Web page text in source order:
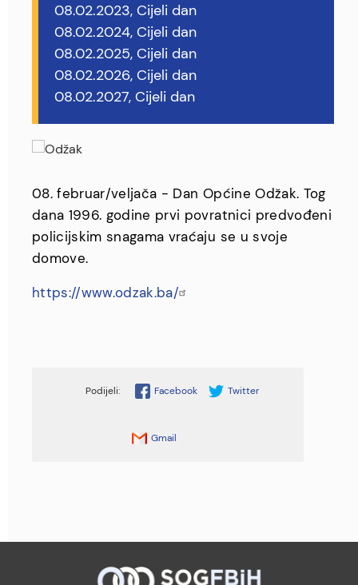
08.02.2023, Cijeli dan
08.02.2024, Cijeli dan
08.02.2025, Cijeli dan
08.02.2026, Cijeli dan
08.02.2027, Cijeli dan
08. februar/veljača - Dan Općine Odžak. Tog
dana 1996. godine prvi povratnici predvođeni
policijskim snagama vraćaju se u svoje
domove.
https://www.odzak.ba/
Facebook Twitter
Gmail